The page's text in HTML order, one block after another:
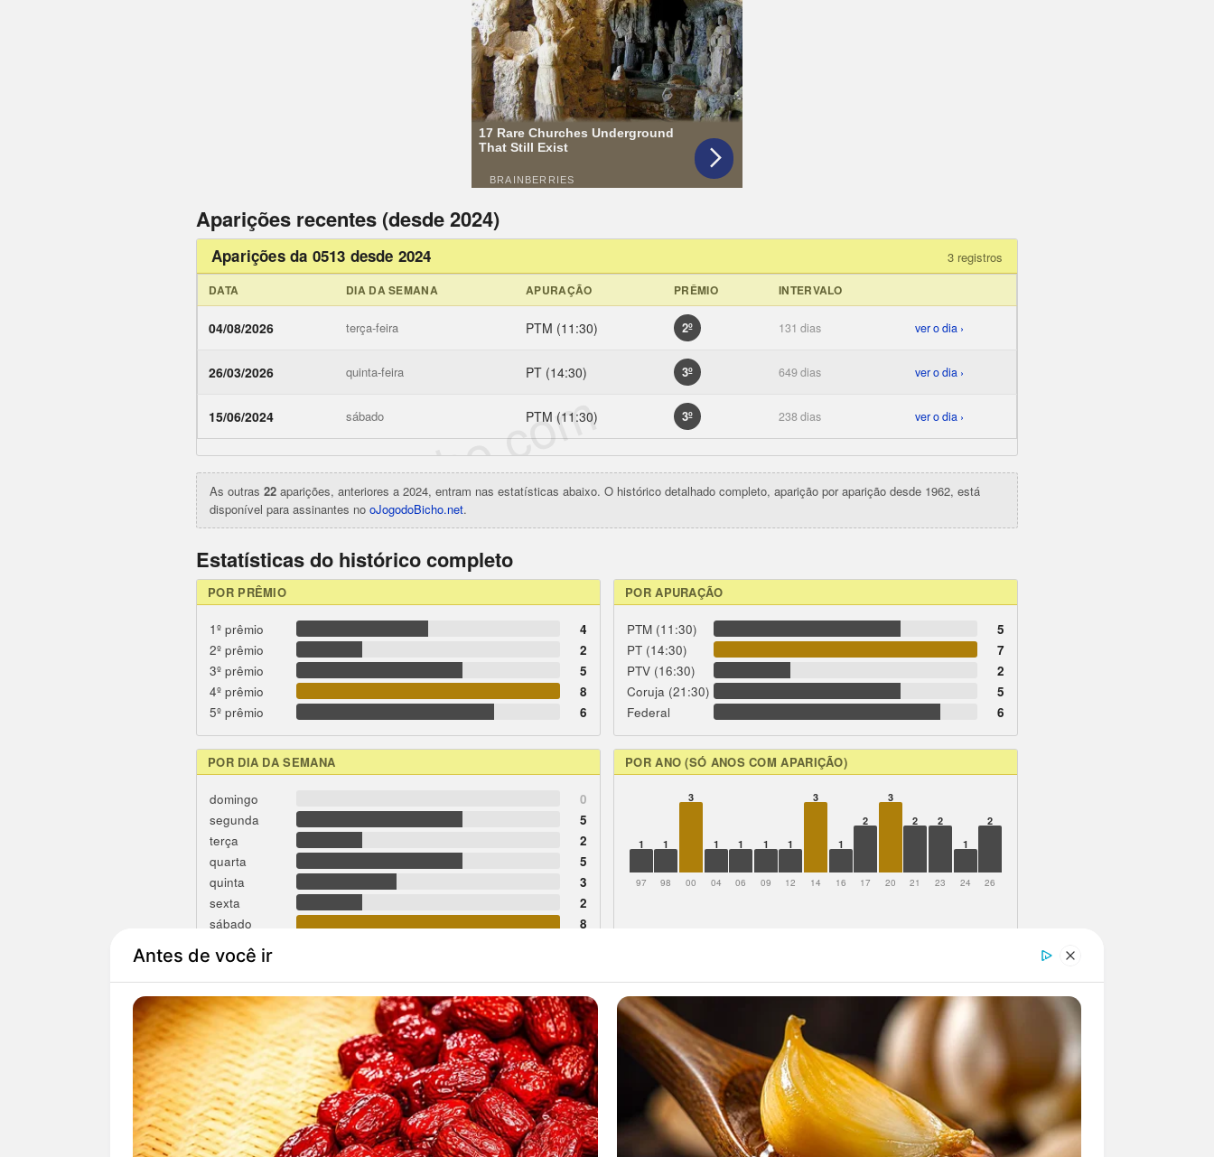
Aparições recentes (desde 2024)
Aparições da 0513 desde 2024 3 registros
DATA DIA DA SEMANA APURAÇÃO PRÊMIO INTERVALO
04/08/2026 terça-feira PTM (11:30) 2º 131 dias ver o dia ›
26/03/2026 quinta-feira PT (14:30) 3º 649 dias ver o dia ›
15/06/2024 sábado PTM (11:30) 3º 238 dias ver o dia ›
ojogodobicho.com
As outras 22 aparições, anteriores a 2024, entram nas estatísticas abaixo. O histórico detalhado completo, aparição por aparição desde 1962, está
disponível para assinantes no oJogodoBicho.net.
Estatísticas do histórico completo
POR PRÊMIO
1º prêmio
4
2º prêmio
2
3º prêmio
5
4º prêmio
8
5º prêmio
6
POR APURAÇÃO
PTM (11:30)
5
PT (14:30)
7
PTV (16:30)
2
Coruja (21:30)
5
Federal
6
POR DIA DA SEMANA
domingo
0
segunda
5
terça
2
quarta
5
quinta
3
sexta
2
sábado
8
POR ANO (SÓ ANOS COM APARIÇÃO)
1 1
3
1 1 1 1
3
1
2
3
2
2
1
2
97 98 00 04 06 09 12 14 16 17 20 21 23 24 26